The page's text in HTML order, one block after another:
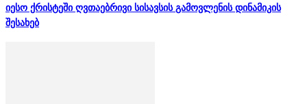
იესო ქრისტეში ღვთაებრივი სისავსის გამოვლენის დინამიკის
შესახებ